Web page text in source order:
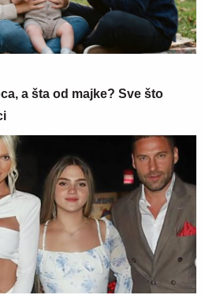
a šta od majke? Sve što